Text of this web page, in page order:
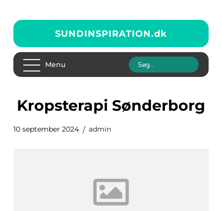
SUNDINSPIRATION.dk
Menu
kropsterapi Sønderborg
10 september 2024 admin